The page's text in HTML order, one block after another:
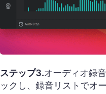
ステップ3.オーディオ録
ックし、録音リストでオ